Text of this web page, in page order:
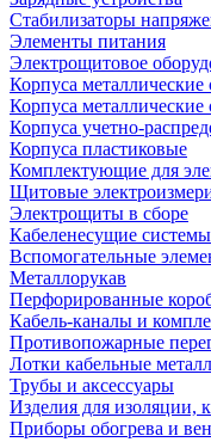
Стабилизаторы
Элементы питания
Электрощитовое
Корпуса металлические
Корпуса металлические
Корпуса учетно-
Корпуса пластиковые
Комплектующие для
Щитовые
Электрощиты в сборе
Кабеленесущие системы
Вспомогательные
Металлорукав
Перфорированные
Кабель-каналы и
Противопожарные
Лотки кабельные
Трубы и аксессуары
Изделия для изоляции,
Приборы обогрева и